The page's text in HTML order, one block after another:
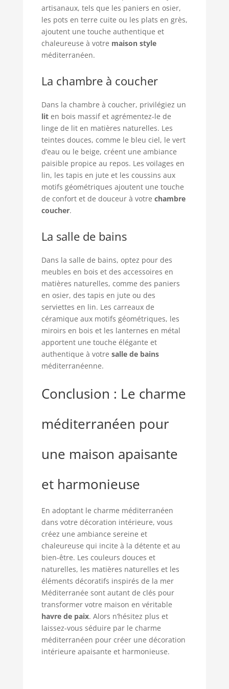
artisanaux, tels que les paniers en osier,
les pots en terre cuite ou les plats en grès,
ajoutent une touche authentique et
chaleureuse à votre maison style
méditerranéen.
La chambre à coucher
Dans la chambre à coucher, privilégiez un
liten bois massif et agrémentez-le de
linge de lit en matières naturelles. Les
teintes douces, comme le bleu ciel, le vert
d’eau ou le beige, créent une ambiance
paisible propice au repos. Les voilages en
lin, les tapis en jute et les coussins aux
motifs géométriques ajoutent une touche
de confort et de douceur à votre chambre
coucher.
La salle de bains
Dans la salle de bains, optez pour des
meubles en bois et des accessoires en
matières naturelles, comme des paniers
en osier, des tapis en jute ou des
serviettes en lin. Les carreaux de
céramique aux motifs géométriques, les
miroirs en bois et les lanternes en métal
apportent une touche élégante et
authentique à votre salle de bains
méditerranéenne.
Conclusion : Le charme
méditerranéen pour
une maison apaisante
et harmonieuse
En adoptant le charme méditerranéen
dans votre décoration intérieure, vous
créez une ambiance sereine et
chaleureuse qui incite à la détente et au
bien-être. Les couleurs douces et
naturelles, les matières naturelles et les
éléments décoratifs inspirés de la mer
Méditerranée sont autant de clés pour
transformer votre maison en véritable
havre de paix. Alors n’hésitez plus et
laissez-vous séduire par le charme
méditerranéen pour créer une décoration
intérieure apaisante et harmonieuse.